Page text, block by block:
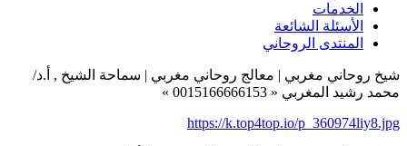
الخدمات
الأسئلة الشائعة
المنتدى الروحاني
شيخ روحاني مغربي | معالج روحاني مغربي | سماحة الشيخ , أ.د/
محمد رشيد المغربي « 0015166666153 »
https://k.top4top.io/p_360974liy8.jpg